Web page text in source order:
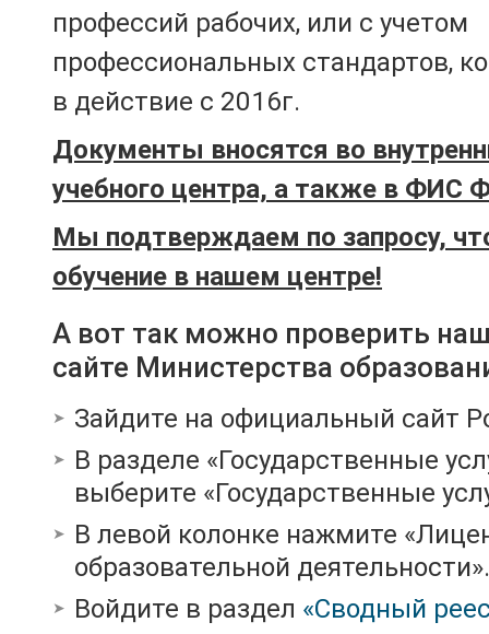
профессий рабочих, или с учетом
профессиональных стандартов,
в действие с 2016г.
Документы вносятся во
учебного центра, а также в ФИС
Мы подтверждаем по запросу,
обучение в нашем центре!
А вот так можно проверить
сайте Министерства
Зайдите на официальный сайт
В разделе «Государственные
выберите «Государственные
В левой колонке нажмите
образовательной деятельности».
Войдите в раздел «Сводный